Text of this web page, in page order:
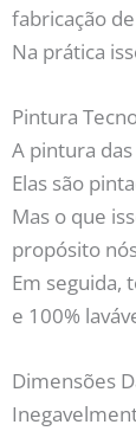
fabricação
Na prática
Pintura
A pintura
Elas são
Mas o que
propósito
Em seguida,
e 100%
Dimensões